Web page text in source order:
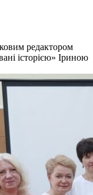
редактором
історією» Іриною